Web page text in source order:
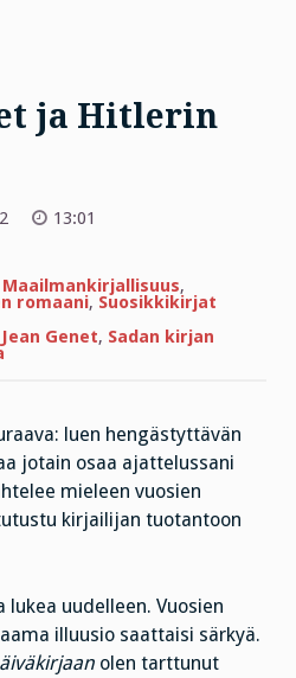
ja Hitlerin
13:01
Maailmankirjallisuus,
romaani, Suosikkikirjat
Jean Genet, Sadan kirjan
luen hengästyttävän
jotain osaa ajattelussani
mieleen vuosien
kirjailijan tuotantoon
uudelleen. Vuosien
illuusio saattaisi särkyä.
olen tarttunut